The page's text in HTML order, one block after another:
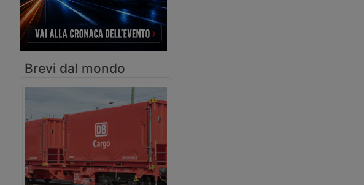
Brevi dal mondo